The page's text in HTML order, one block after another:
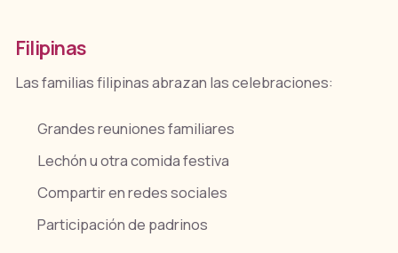
Filipinas
Las familias filipinas abrazan las celebraciones:
Grandes reuniones familiares
Lechón u otra comida festiva
Compartir en redes sociales
Participación de padrinos